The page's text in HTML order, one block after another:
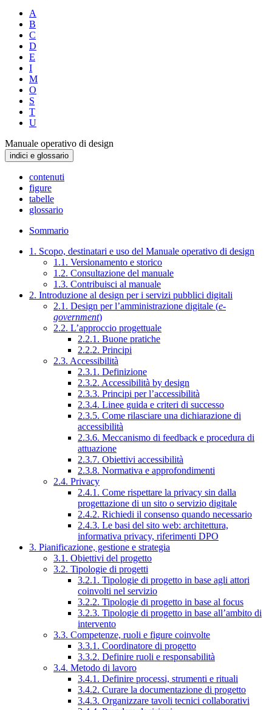
A
B
C
D
E
I
M
O
S
T
U
Manuale operativo di design
indici e glossario
contenuti
figure
tabelle
glossario
Sommario
1. Scopo, destinatari e uso del Manuale operativo di design
1.1. Versionamento e storico
1.2. Consultazione del manuale
1.3. Contribuisci al manuale
2. Introduzione al design per i servizi pubblici digitali
2.1. Design per l’amministrazione digitale (e-
government)
2.2. L’approccio progettuale
2.2.1. Buone pratiche
2.2.2. Principi
2.3. Accessibilità
2.3.1. Definizione
2.3.2. Accessibilità by design
2.3.3. Principi per l’accessibilità
2.3.4. Linee guida e criteri di successo
2.3.5. Come rilasciare una dichiarazione di
accessibilità
2.3.6. Meccanismo di feedback e procedura di
attuazione
2.3.7. Obiettivi accessibilità
2.3.8. Normativa e approfondimenti
2.4. Privacy
2.4.1. Come rispettare la privacy sin dalla
progettazione di un sito o servizio digitale
2.4.2. Richiedi il consenso quando necessario
2.4.3. Le basi del sito web: architettura,
informativa privacy, riferimenti DPO
3. Pianificazione, gestione e strategia
3.1. Obiettivi del progetto
3.2. Tipologie di progetti
3.2.1. Tipologie di progetto in base agli attori
coinvolti nel servizio
3.2.2. Tipologie di progetto in base al focus
3.2.3. Tipologie di progetto in base all’ambito di
intervento
3.3. Competenze, ruoli e figure coinvolte
3.3.1. Coordinatore di progetto
3.3.2. Definire ruoli e responsabilità
3.4. Metodo di lavoro
3.4.1. Definire processi, strumenti e rituali
3.4.2. Curare la documentazione di progetto
3.4.3. Organizzare tavoli tecnici collaborativi